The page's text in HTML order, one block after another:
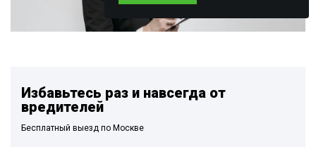
Избавьтесь раз и навсегда от
вредителей
Бесплатный выезд по Москве